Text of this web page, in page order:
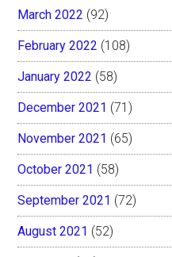
March 2022 (92)
February 2022 (108)
January 2022 (58)
December 2021 (71)
November 2021 (65)
October 2021 (58)
September 2021 (72)
August 2021 (52)